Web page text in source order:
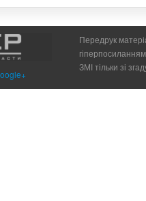
Передрук
ЗМІ тільки зі